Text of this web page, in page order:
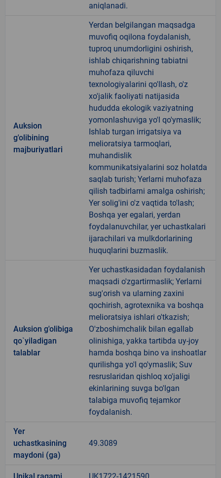
aniqlanadi.
Auksion
g'olibining
majburiyatlari
Yerdan belgilangan maqsadga
muvofiq oqilona foydalanish,
tuproq unumdorligini oshirish,
ishlab chiqarishning tabiatni
muhofaza qiluvchi
texnologiyalarini qo'llash, o'z
xo'jalik faoliyati natijasida
hududda ekologik vaziyatning
yomonlashuviga yo'l qo'ymaslik;
Ishlab turgan irrigatsiya va
melioratsiya tarmoqlari,
muhandislik
kommunikatsiyalarini soz holatda
saqlab turish; Yerlarni muhofaza
qilish tadbirlarni amalga oshirish;
Yer solig'ini o'z vaqtida to'lash;
Boshqa yer egalari, yerdan
foydalanuvchilar, yer uchastkalari
ijarachilari va mulkdorlarining
huquqlarini buzmaslik.
Auksion g'olibiga
qo`yiladigan
talablar
Yer uchastkasidadan foydalanish
maqsadi o'zgartirmaslik; Yerlarni
sug'orish va ularning zaxini
qochirish, agrotexnika va boshqa
melioratsiya ishlari o'tkazish;
O'zboshimchalik bilan egallab
olinishiga, yakka tartibda uy-joy
hamda boshqa bino va inshoatlar
qurilishga yo'l qo'ymaslik; Suv
resruslaridan qishloq xo'jaligi
ekinlarining suvga bo'lgan
talabiga muvofiq tejamkor
foydalanish.
Yer
uchastkasining
maydoni (ga)
49.3089
Unikal raqami UK1722-1421590